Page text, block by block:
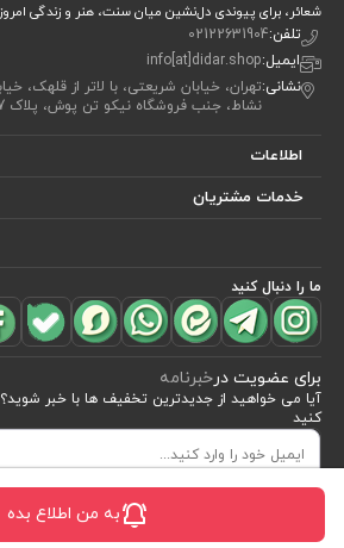
به من اطلاع بده
شعائر، برای پیوندی دل‌نشین میان سنت، هنر و زندگی
تلفن:02122631904
ایمیل:info[at]didar.shop
نشانی:تهران، خیابان شریعتی، با لاتر از قلهک،
نشاط، جنب فروشگاه نیکو تن پوش، پلاک 357،طبقه اول شرقی
اطلاعات
خدمات مشتریان
ما را دنبال کنید
برای عضویت درخبرنامه
آیا می خواهید از جدید‌ترین تخفیف‌ ها با‌ خبر
کنید
طراحی، توسعه و اجرای فروشگاه اینترنتی توسط:
Powered by nopCommerce